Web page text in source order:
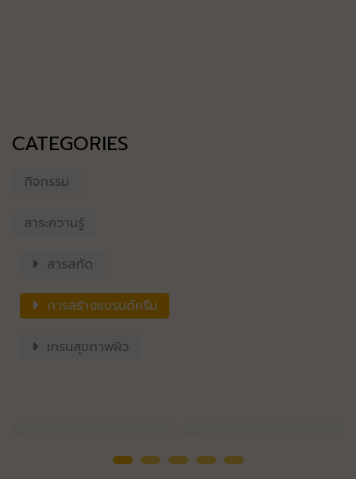
CATEGORIES
กิจกรรม
สาระความรู้
สารสกัด
การสร้างแบรนด์ครีม
เทรนสุขภาพผิว